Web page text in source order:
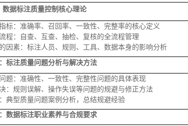
数据标注质量控制核心理论
标：准确率、召回率、一致性、完整率的核心定义
程：自查、互查、抽检、复核的全流程管理
因素：标注人员、规则、工具、数据本身的影响分析
标注质量问题分析与解决方法
题：准确性、一致性、完整性问题的具体表现
：规则误解、操作失误等问题的规避与修正方法
典型质量问题案例分析，总结规避经验
数据标注职业素养与合规要求